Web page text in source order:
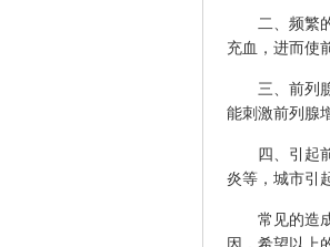
二、频繁的
充血，进而使
三、前列腺
能刺激前列腺
四、引起前
炎等，城市引
常见的造成